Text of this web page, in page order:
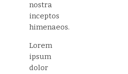
nostra
inceptos
himenaeos.
Lorem
ipsum
dolor